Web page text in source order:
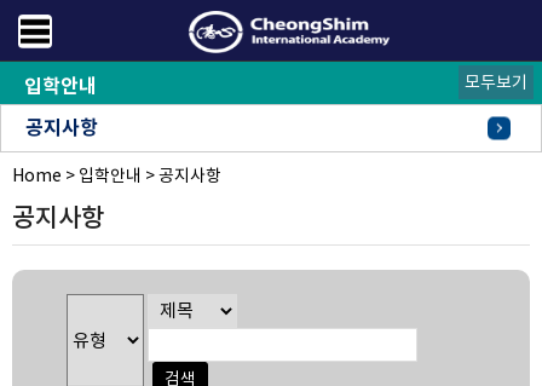
입학안내
공지사항
FAQ
오시는길
모두보기
Home > 입학안내 >공지사항
공지사항